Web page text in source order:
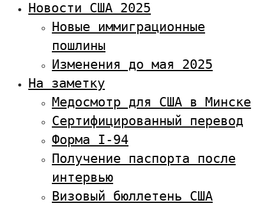
Новости США 2025
Новые иммиграционные
пошлины
Изменения до мая 2025
На заметку
Медосмотр для США в Минске
Сертифицированный перевод
Форма I-94
Получение паспорта после
интервью
Визовый бюллетень США